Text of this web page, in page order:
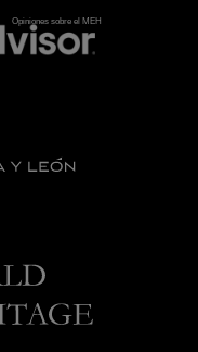
Opiniones sobre el MEH